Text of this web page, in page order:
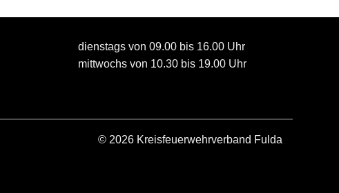
dienstags von 09.00 bis 16.00 Uhr
mittwochs von 10.30 bis 19.00 Uhr
© 2026 Kreisfeuerwehrverband Fulda